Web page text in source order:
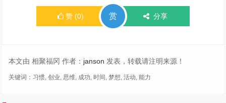
赞 (0) 赏 分享
本文由 相聚福冈 作者： janson 发表，转载请注明来源！
关键词： 习惯 ,创业 思维 成功 ,时间 ,梦想 ,活动 ,能力